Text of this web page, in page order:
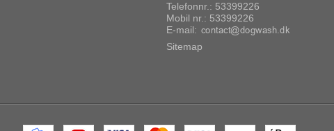
Telefonnr.: 53399226
Mobil nr.: 53399226
E-mail:
Sitemap